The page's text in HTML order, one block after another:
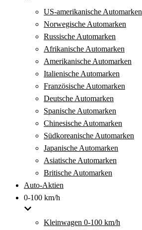
US-amerikanische Automarken
Norwegische Automarken
Russische Automarken
Afrikanische Automarken
Amerikanische Automarken
Italienische Automarken
Französische Automarken
Deutsche Automarken
Spanische Automarken
Chinesische Automarken
Südkoreanische Automarken
Japanische Automarken
Asiatische Automarken
Britische Automarken
Auto-Aktien
0-100 km/h
Kleinwagen 0-100 km/h